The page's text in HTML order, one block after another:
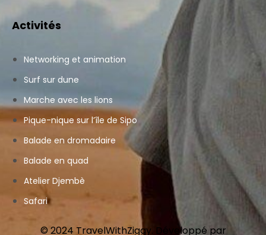
Activités
Networking et animation
Surf sur dune
Marche avec les lions
Pique-nique sur l’île de Sipo
Balade en dromadaire
Balade en quad
Atelier Djembè
Safari
© 2024 TravelWithZiggy. Développé par